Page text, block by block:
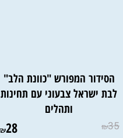
הסידור המפורש "כוונת הלב"
לבת ישראל צבעוני עם תחינות
ותהלים
₪35
₪28